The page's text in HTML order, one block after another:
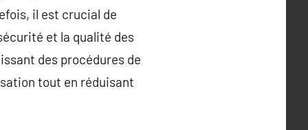
il est crucial de
et la qualité des
des procédures de
tout en réduisant